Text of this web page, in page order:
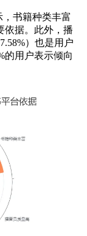
书籍种类丰富
依据。此外，播
）也是用户
的用户表示倾向